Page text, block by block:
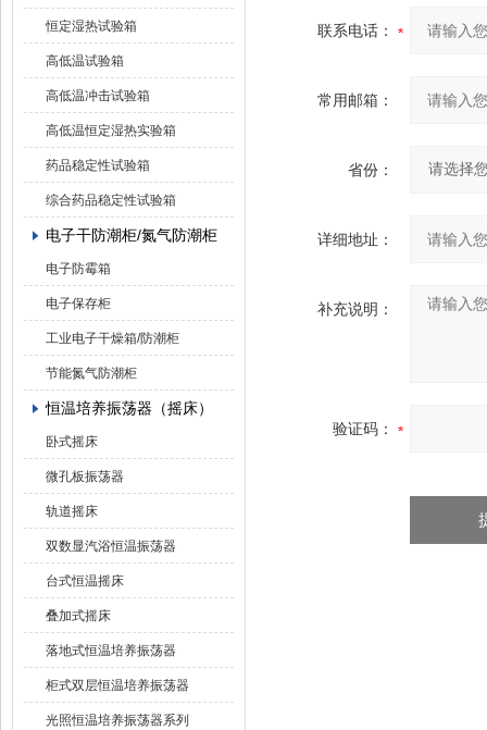
恒定湿热试验箱
高低温试验箱
高低温冲击试验箱
高低温恒定湿热实验箱
药品稳定性试验箱
综合药品稳定性试验箱
电子干防潮柜/氮气防潮柜
电子防霉箱
电子保存柜
工业电子干燥箱/防潮柜
节能氮气防潮柜
恒温培养振荡器（摇床）
卧式摇床
微孔板振荡器
轨道摇床
双数显汽浴恒温振荡器
台式恒温摇床
叠加式摇床
落地式恒温培养振荡器
柜式双层恒温培养振荡器
光照恒温培养振荡器系列
联系电话：
常用邮箱：
省份：
详细地址：
补充说明：
验证码：